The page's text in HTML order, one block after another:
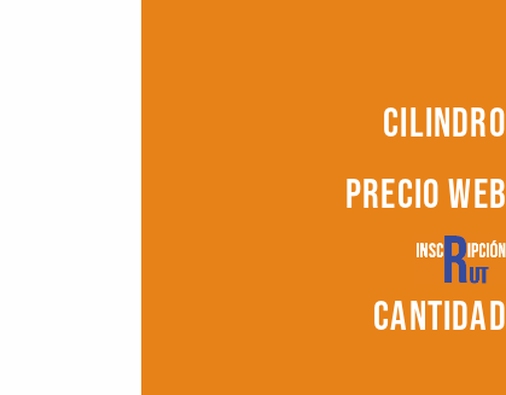
CILINDRO
PRECIO WEB
CANTIDAD